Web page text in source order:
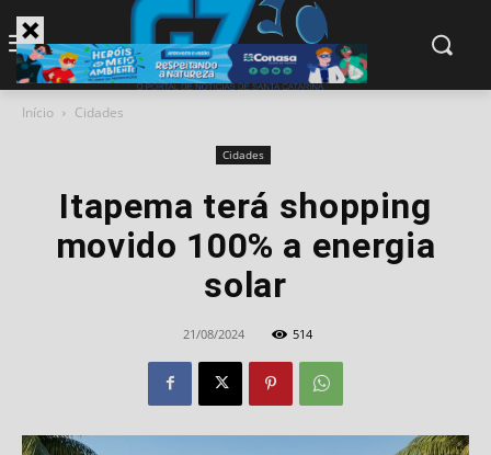
Início Cidades
Cidades
Itapema terá shopping
movido 100% a energia
solar
21/08/2024 514
modal-check